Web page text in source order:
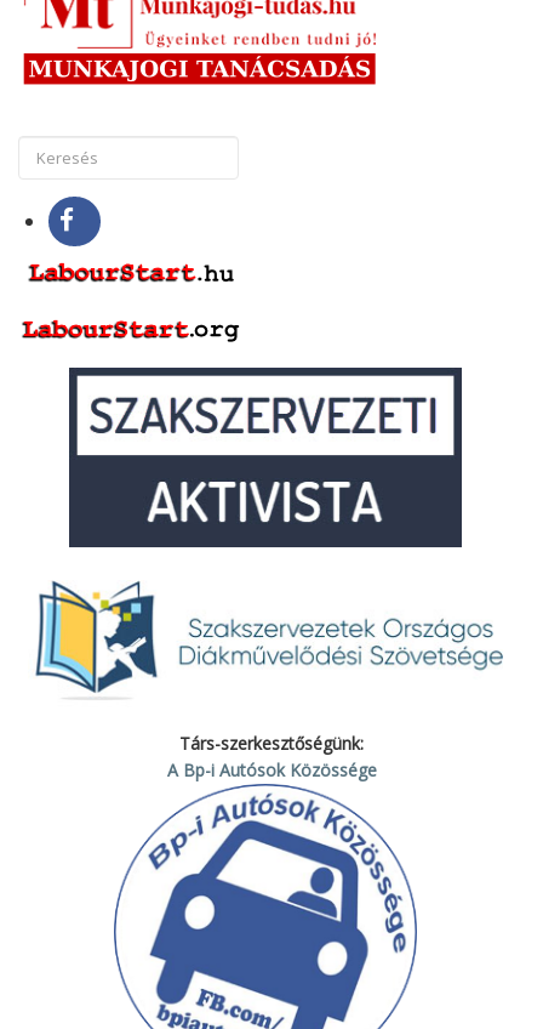
Társ-szerkesztőségünk:
A Bp-i Autósok Közössége